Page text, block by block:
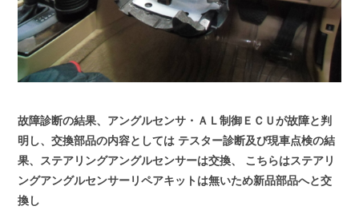
故障診断の結果、アングルセンサ・ＡＬ制御ＥＣＵが故障と判
明し、交換部品の内容としては テスター診断及び現車点検の結
果、ステアリングアングルセンサーは交換、
こちらはステアリ
ングアングルセンサーリペアキットは無いため新品部品へと交
換し